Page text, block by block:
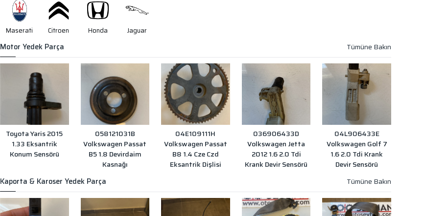
Maserati Citroen Honda Jaguar
Motor Yedek Parça
Toyota Yaris 2015
1.33 Eksantrik
Konum Sensörü
058121031B
Volkswagen Passat
B5 1.8 Devirdaim
Kasnağı
04E109111H
Volkswagen Passat
B8 1.4 Cze Czd
Eksantrik Dişlisi
036906433D
Volkswagen Jetta
2012 1.6 2.0 Tdi
Krank Devir Sensörü
04L906433E
Volkswagen Golf 7
1.6 2.0 Tdi Krank
Devir Sensörü
Kaporta & Karoser Yedek Parça